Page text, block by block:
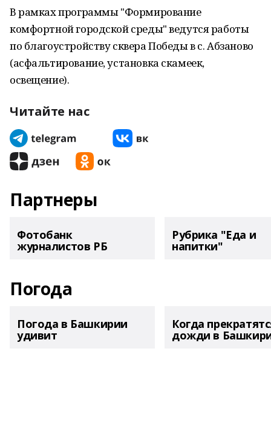
В рамках программы "Формирование
комфортной городской среды" ведутся работы
по благоустройству сквера Победы в с. Абзаново
(асфальтирование, установка скамеек,
освещение).
Читайте нас
Партнеры
Фотобанк
журналистов РБ
Рубрика "Еда и
напитки"
Погода
Погода в Башкирии
удивит
Когда
дожди в